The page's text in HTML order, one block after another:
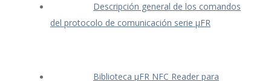
Descripción general de los comandos
del protocolo de comunicación serie μFR
Biblioteca μFR NFC Reader para